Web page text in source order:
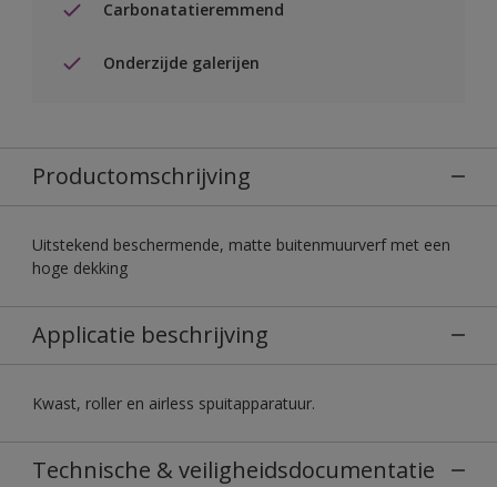
Carbonatatieremmend
Onderzijde galerijen
Productomschrijving
Uitstekend beschermende, matte buitenmuurverf met een
hoge dekking
Applicatie beschrijving
Kwast, roller en airless spuitapparatuur.
Technische & veiligheidsdocumentatie